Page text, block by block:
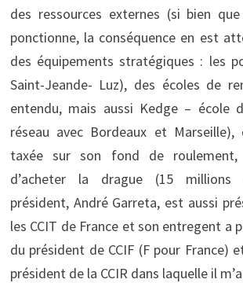
des ressources externes (si bien
ponctionne, la conséquence en est
des équipements stratégiques : les
Saint-Jeande- Luz), des écoles de
entendu, mais aussi Kedge – école
réseau avec Bordeaux et Marseille),
taxée sur son fond de
d’acheter la drague (15 millions
président, André Garreta, est aussi
les CCIT de France et son entregent a
du président de CCIF (F pour France)
président de la CCIR dans laquelle il